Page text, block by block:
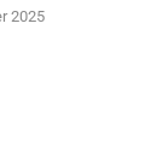
2025